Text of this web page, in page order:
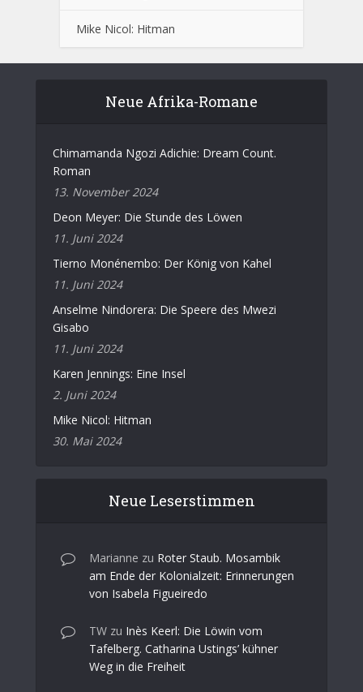
Mike Nicol: Hitman
Neue Afrika-Romane
Chimamanda Ngozi Adichie: Dream Count.
Roman
13. November 2024
Deon Meyer: Die Stunde des Löwen
11. Juni 2024
Tierno Monénembo: Der König von Kahel
11. Juni 2024
Anselme Nindorera: Die Speere des Mwezi
Gisabo
11. Juni 2024
Karen Jennings: Eine Insel
2. Juni 2024
Mike Nicol: Hitman
30. Mai 2024
Neue Leserstimmen
Marianne zu Roter Staub. Mosambik
am Ende der Kolonialzeit: Erinnerungen
von Isabela Figueiredo
TW zu Inès Keerl: Die Löwin vom
Tafelberg. Catharina Ustings’ kühner
Weg in die Freiheit